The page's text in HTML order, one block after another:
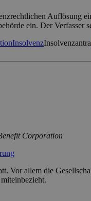
Auflösung
ein. Der
Insolvenz
Corporation
Vor allem die